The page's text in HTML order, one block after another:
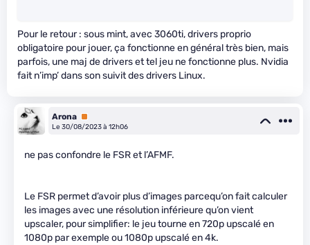
Pour le retour : sous mint, avec 3060ti, drivers proprio
obligatoire pour jouer, ça fonctionne en général très bien, mais
parfois, une maj de drivers et tel jeu ne fonctionne plus. Nvidia
fait n’imp’ dans son suivit des drivers Linux.
Arona Premium
Le 30/08/2023 à 12h06
ne pas confondre le FSR et l’AFMF.
Le FSR permet d’avoir plus d’images parcequ’on fait calculer
les images avec une résolution inférieure qu’on vient
upscaler, pour simplifier: le jeu tourne en 720p upscalé en
1080p par exemple ou 1080p upscalé en 4k.